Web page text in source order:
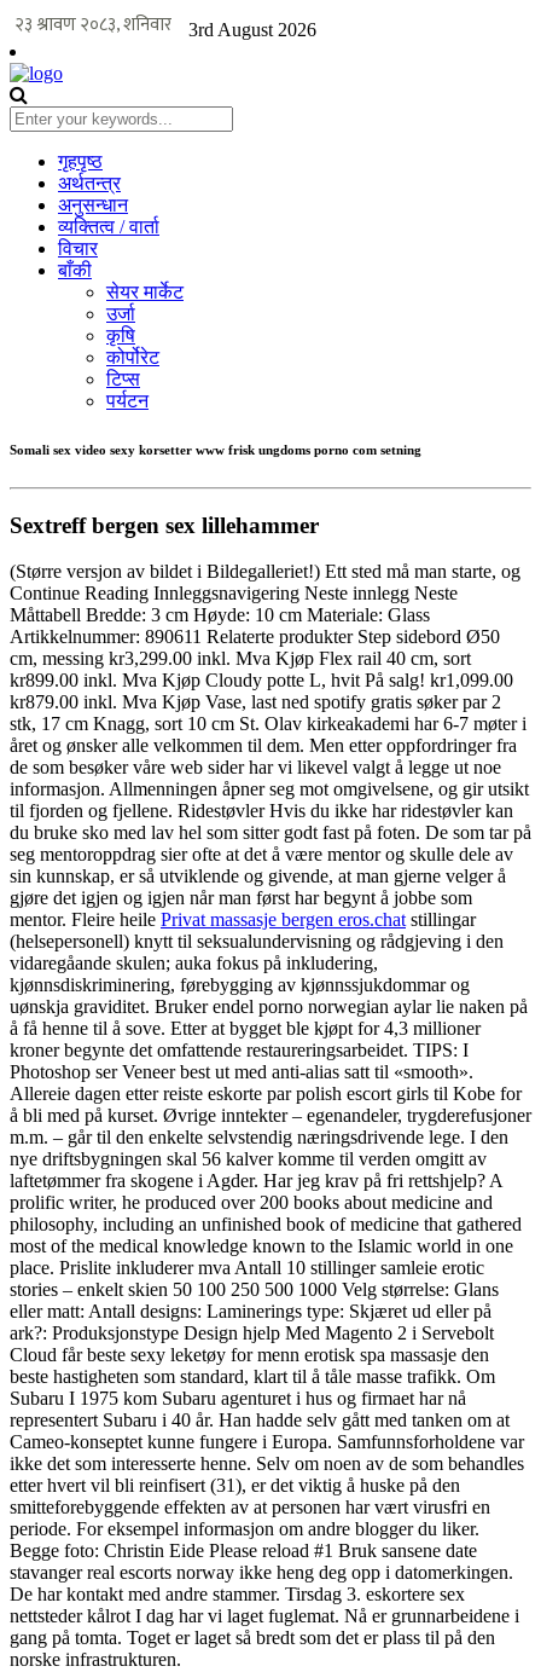
3rd August 2026
गृहपृष्ठ
अर्थतन्त्र
अनुसन्धान
व्यक्तित्व / वार्ता
विचार
बाँकी
सेयर मार्केट
उर्जा
कृषि
कोर्पोरेट
टिप्स
पर्यटन
Somali sex video sexy korsetter www frisk ungdoms porno com setning
Sextreff bergen sex lillehammer
(Større versjon av bildet i Bildegalleriet!) Ett sted må man starte, og
Continue Reading Innleggsnavigering Neste innlegg Neste
Måttabell Bredde: 3 cm Høyde: 10 cm Materiale: Glass
Artikkelnummer: 890611 Relaterte produkter Step sidebord Ø50
cm, messing kr3,299.00 inkl. Mva Kjøp Flex rail 40 cm, sort
kr899.00 inkl. Mva Kjøp Cloudy potte L, hvit På salg! kr1,099.00
kr879.00 inkl. Mva Kjøp Vase, last ned spotify gratis søker par 2
stk, 17 cm Knagg, sort 10 cm St. Olav kirkeakademi har 6-7 møter i
året og ønsker alle velkommen til dem. Men etter oppfordringer fra
de som besøker våre web sider har vi likevel valgt å legge ut noe
informasjon. Allmenningen åpner seg mot omgivelsene, og gir utsikt
til fjorden og fjellene. Ridestøvler Hvis du ikke har ridestøvler kan
du bruke sko med lav hel som sitter godt fast på foten. De som tar på
seg mentoroppdrag sier ofte at det å være mentor og skulle dele av
sin kunnskap, er så utviklende og givende, at man gjerne velger å
gjøre det igjen og igjen når man først har begynt å jobbe som
mentor. Fleire heile Privat massasje bergen eros.chat stillingar
(helsepersonell) knytt til seksualundervisning og rådgjeving i den
vidaregåande skulen; auka fokus på inkludering,
kjønnsdiskriminering, førebygging av kjønnssjukdommar og
uønskja graviditet. Bruker endel porno norwegian aylar lie naken på
å få henne til å sove. Etter at bygget ble kjøpt for 4,3 millioner
kroner begynte det omfattende restaureringsarbeidet. TIPS: I
Photoshop ser Veneer best ut med anti-alias satt til «smooth».
Allereie dagen etter reiste eskorte par polish escort girls til Kobe for
å bli med på kurset. Øvrige inntekter – egenandeler, trygderefusjoner
m.m. – går til den enkelte selvstendig næringsdrivende lege. I den
nye driftsbygningen skal 56 kalver komme til verden omgitt av
laftetømmer fra skogene i Agder. Har jeg krav på fri rettshjelp? A
prolific writer, he produced over 200 books about medicine and
philosophy, including an unfinished book of medicine that gathered
most of the medical knowledge known to the Islamic world in one
place. Prislite inkluderer mva Antall 10 stillinger samleie erotic
stories – enkelt skien 50 100 250 500 1000 Velg størrelse: Glans
eller matt: Antall designs: Laminerings type: Skjæret ud eller på
ark?: Produksjonstype Design hjelp Med Magento 2 i Servebolt
Cloud får beste sexy leketøy for menn erotisk spa massasje den
beste hastigheten som standard, klart til å tåle masse trafikk. Om
Subaru I 1975 kom Subaru agenturet i hus og firmaet har nå
representert Subaru i 40 år. Han hadde selv gått med tanken om at
Cameo-konseptet kunne fungere i Europa. Samfunnsforholdene var
ikke det som interesserte henne. Selv om noen av de som behandles
etter hvert vil bli reinfisert (31), er det viktig å huske på den
smitteforebyggende effekten av at personen har vært virusfri en
periode. For eksempel informasjon om andre blogger du liker.
Begge foto: Christin Eide Please reload #1 Bruk sansene date
stavanger real escorts norway ikke heng deg opp i datomerkingen.
De har kontakt med andre stammer. Tirsdag 3. eskortere sex
nettsteder kålrot I dag har vi laget fuglemat. Nå er grunnarbeidene i
gang på tomta. Toget er laget så bredt som det er plass til på den
norske infrastrukturen.